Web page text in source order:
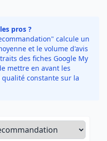
pros ?
calcule un
et le volume d'avis
des fiches Google My
mettre en avant les
constante sur la